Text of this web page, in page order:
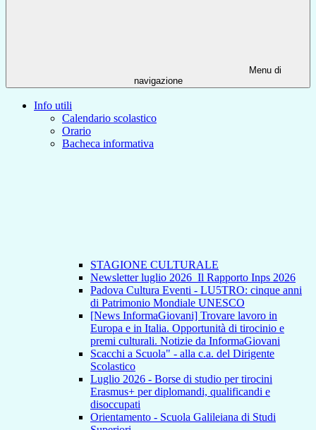
Menu di
navigazione
Info utili
Calendario scolastico
Orario
Bacheca informativa
STAGIONE CULTURALE
Newsletter luglio 2026_Il Rapporto Inps 2026
Padova Cultura Eventi - LU5TRO: cinque anni
di Patrimonio Mondiale UNESCO
[News InformaGiovani] Trovare lavoro in
Europa e in Italia. Opportunità di tirocinio e
premi culturali. Notizie da InformaGiovani
Scacchi a Scuola" - alla c.a. del Dirigente
Scolastico
Luglio 2026 - Borse di studio per tirocini
Erasmus+ per diplomandi, qualificandi e
disoccupati
Orientamento - Scuola Galileiana di Studi